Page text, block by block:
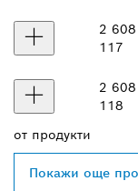
2
117
2
118
от продукти
Покажи още